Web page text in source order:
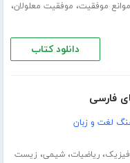
موانع موفقیت، موفقیت معلولان،
دانلود کتاب
فارسی
لغت و زبان
فیزیک،ریاضیات،شیمی، زیست